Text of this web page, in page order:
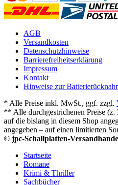
AGB
Versandkosten
Datenschutzhinweise
Barrierefreiheitserklärung
Impressum
Kontakt
Hinweise zur
* Alle Preise inkl. MwSt., ggf. zzgl.
** Alle durchgestrichenen Preise (z.
auf die bislang in diesem Shop
angegeben – auf einen limitierten
© jpc-Schallplatten-
Startseite
Romane
Krimi & Thriller
Sachbücher